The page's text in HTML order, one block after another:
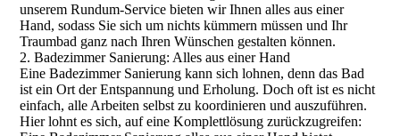
unserem Rundum-Service bieten wir Ihnen alles aus einer
Hand, sodass Sie sich um nichts kümmern müssen und Ihr
Traumbad ganz nach Ihren Wünschen gestalten können.
2. Badezimmer Sanierung: Alles aus einer Hand
Eine Badezimmer Sanierung kann sich lohnen, denn das Bad
ist ein Ort der Entspannung und Erholung. Doch oft ist es nicht
einfach, alle Arbeiten selbst zu koordinieren und auszuführen.
Hier lohnt es sich, auf eine Komplettlösung zurückzugreifen: